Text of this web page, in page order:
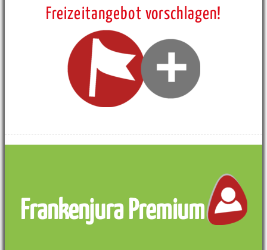
Freizeitangebot vorschlagen!
Frankenjura Premium